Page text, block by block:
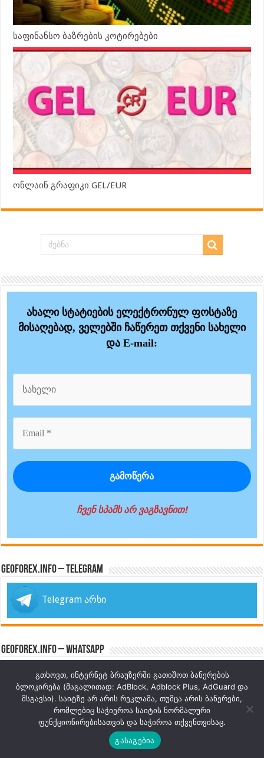
საფინანსო ბაზრების კოტირებები
ონლაინ გრაფიკი GEL/EUR
ახალი სტატიების ელექტრონულ ფოსტაზე
მისაღებად, ველებში ჩაწერეთ თქვენი სახელი
და E-mail:
ჩვენ სპამს არ ვაგზავნით!
GeoForex.info – Telegram
Telegram არხი
GeoForex.info – WhatsApp
WhatsApp ჯგუფი
GeoForex.info – Facebook Group
გთხოვთ, ინტერნეტ ბრაუზერში გათიშოთ ბანერების
ბლოკირება (მაგალითად: AdBlock, Adblock Plus, AdGuard და
მსგავსი). საიტზე არ არის რეკლამა, თუმცა არის ბანერები,
რომლებიც საჭიეროა საიტის ნორმალური
ფუნქციონირებისათვის და საჭიროა თქვენთვისაც.
გასაგებია